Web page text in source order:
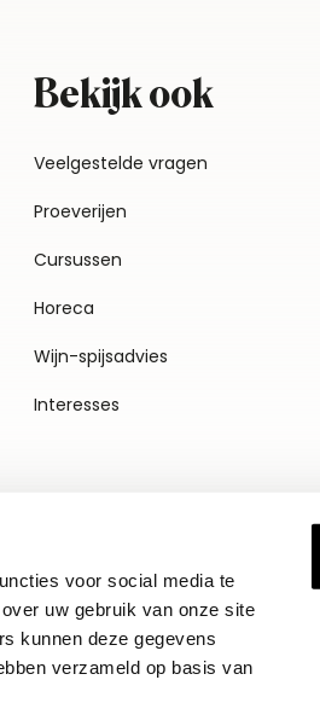
voor social media te
uw gebruik van onze site
kunnen deze gegevens
verzameld op basis van
Bekijk ook
Veelgestelde vragen
Proeverijen
Cursussen
Horeca
Wijn-spijsadvies
Interesses